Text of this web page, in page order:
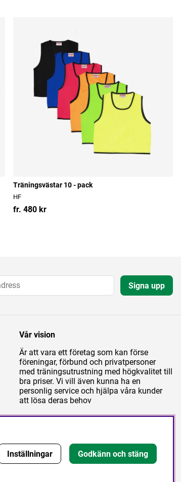
Träningsvästar 10 - pack
HF
fr. 480 kr
Signa upp
Vår vision
Är att vara ett företag som kan förse
föreningar, förbund och privatpersoner
med träningsutrustning med högkvalitet till
bra priser. Vi vill även kunna ha en
personlig service och hjälpa våra kunder
att lösa deras behov
Inställningar Godkänn och stäng